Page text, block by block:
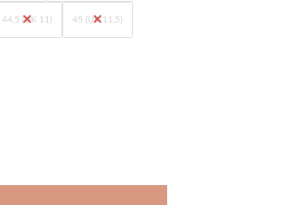
44,5 (UK 11) 45 (UK 11,5)